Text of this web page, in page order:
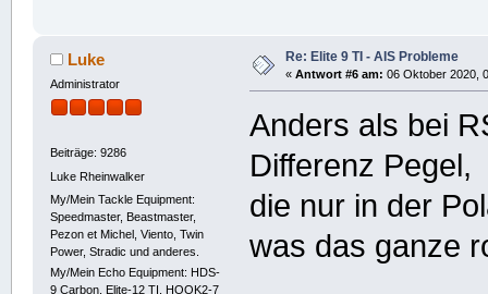
Luke
Administrator
Beiträge: 9286
Luke Rheinwalker
My/Mein Tackle Equipment:
Speedmaster, Beastmaster,
Pezon et Michel, Viento, Twin
Power, Stradic und anderes.
My/Mein Echo Equipment: HDS-
9 Carbon, Elite-12 TI, HOOK2-7
Re: Elite 9 TI - AIS Probleme
« Antwort #6 am: 06 Oktober 2020,
Anders als bei
Differenz Pegel,
die nur in der
was das ganze